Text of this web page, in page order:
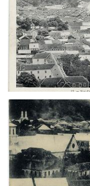
seminaire
martinique
st
pierre.jpg